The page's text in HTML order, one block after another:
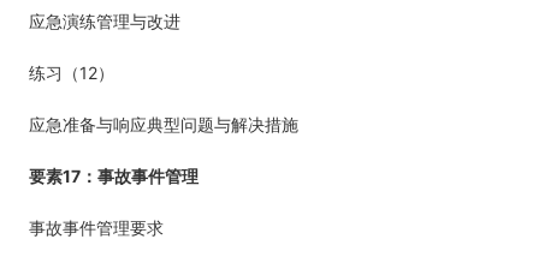
应急演练管理与改进
练习（12）
应急准备与响应典型问题与解决措施
要素17 ：事故事件管理
事故事件管理要求